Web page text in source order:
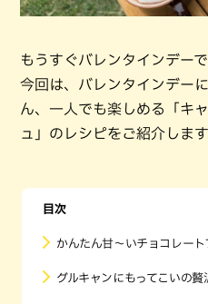
もうすぐバレンタインデーで
今回は、バレンタインデー
ん、一人でも楽しめる「キ
ュ」のレシピをご紹介します
目次
かんたん甘～いチョコレート
グルキャンにもってこいの贅